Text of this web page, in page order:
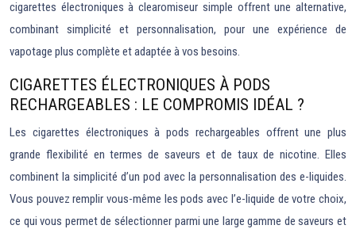
cigarettes électroniques à clearomiseur simple offrent une alternative,
combinant simplicité et personnalisation, pour une expérience de
vapotage plus complète et adaptée à vos besoins.
CIGARETTES ÉLECTRONIQUES À PODS
RECHARGEABLES : LE COMPROMIS IDÉAL ?
Les cigarettes électroniques à pods rechargeables offrent une plus
grande flexibilité en termes de saveurs et de taux de nicotine. Elles
combinent la simplicité d’un pod avec la personnalisation des e-liquides.
Vous pouvez remplir vous-même les pods avec l’e-liquide de votre choix,
ce qui vous permet de sélectionner parmi une large gamme de saveurs et